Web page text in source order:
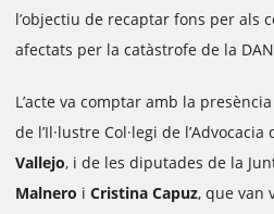
l’objectiu de recaptar fons per als
afectats per la catàstrofe de la
L’acte va comptar amb la
de l’Il·lustre Col·legi de
Vallejo, i de les diputades de la
Malnero i Cristina Capuz, que van